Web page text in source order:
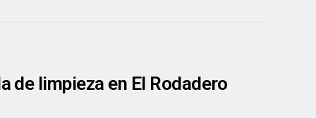
de limpieza en El Rodadero